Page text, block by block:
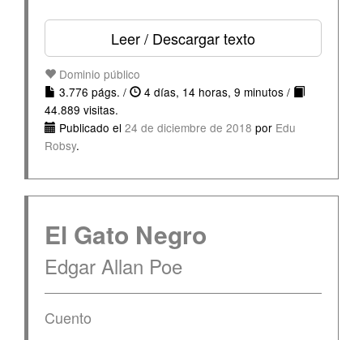
Leer / Descargar texto
Dominio público
3.776 págs. /
4 días, 14 horas, 9 minutos /
44.889 visitas.
Publicado el 24 de diciembre de 2018 por Edu
Robsy.
El Gato Negro
Edgar Allan Poe
Cuento